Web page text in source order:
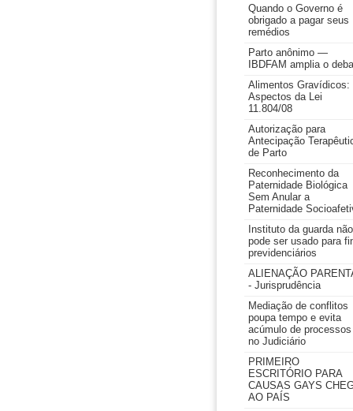
Quando o Governo é
obrigado a pagar seus
remédios
Parto anônimo —
IBDFAM amplia o
Alimentos Gravídicos:
Aspectos da Lei
11.804/08
Autorização para
Antecipação
de Parto
Reconhecimento da
Paternidade Biológica
Sem Anular a
Paternidade
Instituto da guarda não
pode ser usado para
previdenciários
ALIENAÇÃO
- Jurisprudência
Mediação de conflitos
poupa tempo e evita
acúmulo de processos
no Judiciário
PRIMEIRO
ESCRITÓRIO PARA
CAUSAS GAYS
AO PAÍS